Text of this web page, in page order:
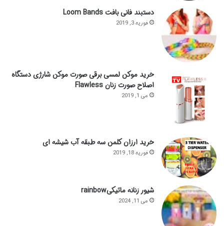
دستبند فانی بافت Loom Bands
فوریه 3, 2019
خرید موکن لمسی برقی صورت موکن شارژی دستگاه
اصلاح صورت زنان Flawless
می 1, 2019
خرید ارزان کلمن سه طبقه آب شیشه ای
فوریه 18, 2019
شیور زنانه ماتیکیrainbow
می 11, 2024